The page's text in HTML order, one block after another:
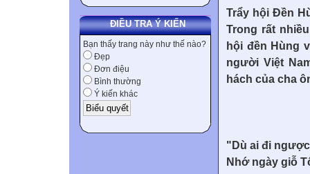
ĐIỀU TRA Ý KIẾN
Bạn thấy trang này như thế nào?
Đẹp
Đơn điệu
Bình thường
Ý kiến khác
Trẩy hội Đền
Trong rất
hội đền Hùng
người Việt
hách của cha
"Dù ai đi
Nhớ ngày giỗ